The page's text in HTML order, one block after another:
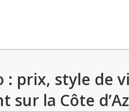
prix, style de
sur la Côte